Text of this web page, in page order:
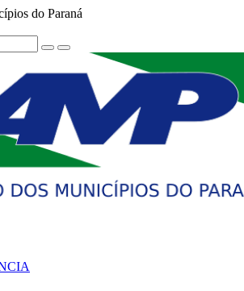
do Paraná